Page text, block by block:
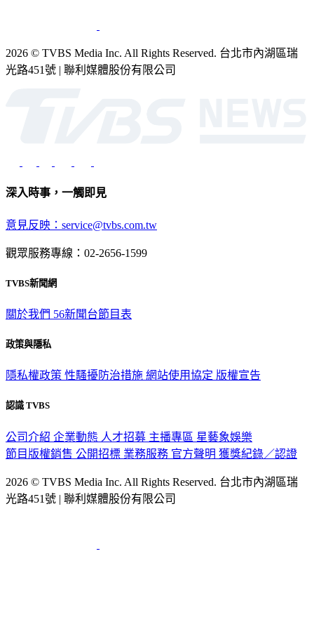
2026 © TVBS Media Inc. All Rights Reserved. 台北市內湖區瑞
光路451號 | 聯利媒體股份有限公司
深入時事，一觸即見
意見反映：service@tvbs.com.tw
觀眾服務專線：02-2656-1599
TVBS新聞網
關於我們 56新聞台節目表
政策與隱私
隱私權政策 性騷擾防治措施 網站使用協定 版權宣告
認識 TVBS
公司介紹 企業動態 人才招募 主播專區 星藝象娛樂
節目版權銷售 公開招標 業務服務 官方聲明 獲獎紀錄／認證
2026 © TVBS Media Inc. All Rights Reserved. 台北市內湖區瑞
光路451號 | 聯利媒體股份有限公司